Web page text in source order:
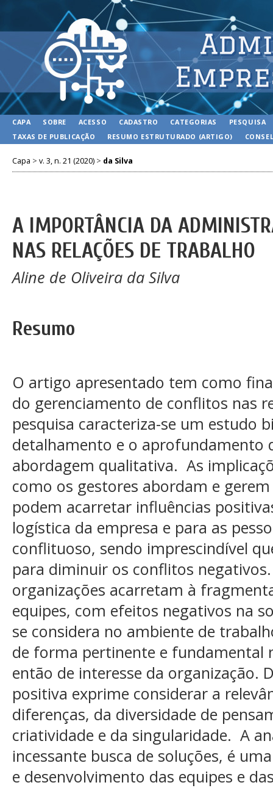
CAPA SOBRE ACESSO CADASTRO CATEGORIAS
PESQUISA
TAXAS DE PUBLICAÇÃO
RESUMO ESTRUTURADO (ARTIGO)
Capa > v. 3, n. 21 (2020) > da Silva
A IMPORTÂNCIA DA
NAS RELAÇÕES DE TRABALHO
Aline de Oliveira da Silva
Resumo
O artigo apresentado tem como
do gerenciamento de conflitos nas
pesquisa caracteriza-se um estudo
detalhamento e o aprofundamento
abordagem qualitativa. As
como os gestores abordam e
podem acarretar influências
logística da empresa e para as
conflituoso, sendo imprescindível
para diminuir os conflitos
organizações acarretam à
equipes, com efeitos negativos na
se considera no ambiente de
de forma pertinente e fundamental
então de interesse da organização.
positiva exprime considerar a
diferenças, da diversidade de
criatividade e da singularidade. A
incessante busca de soluções, é
e desenvolvimento das equipes e